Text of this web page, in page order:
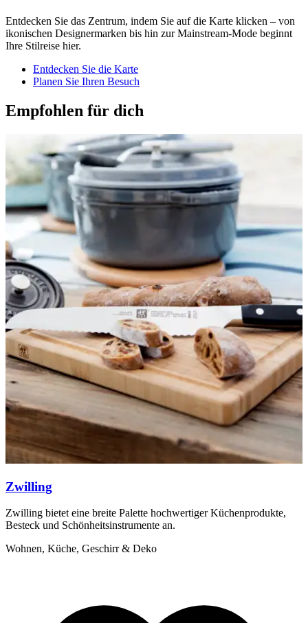
Entdecken Sie das Zentrum, indem Sie auf die Karte klicken – von
ikonischen Designermarken bis hin zur Mainstream-Mode beginnt
Ihre Stilreise hier.
Entdecken Sie die Karte
Planen Sie Ihren Besuch
Empfohlen für dich
Zwilling
Zwilling bietet eine breite Palette hochwertiger Küchenprodukte,
Besteck und Schönheitsinstrumente an.
Wohnen, Küche, Geschirr & Deko